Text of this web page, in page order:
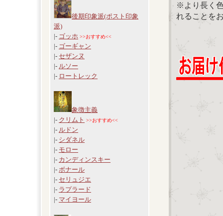
後期印象派(ポスト印象
派)
|- ゴッホ >>おすすめ<<
|- ゴーギャン
|- セザンヌ
|- ルソー
|- ロートレック
象徴主義
|- クリムト >>おすすめ<<
|- ルドン
|- シダネル
|- モロー
|- カンディンスキー
|- ボナール
|- セリュジエ
|- ラプラード
|- マイヨール
※より長く
れることを